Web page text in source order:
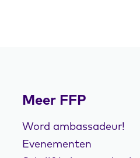
Meer FFP
Word ambassadeur!
Evenementen